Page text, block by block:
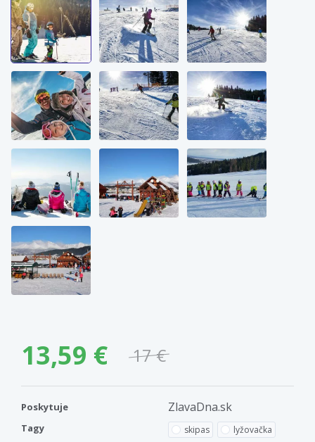
13,59 € 17 €
Poskytuje ZlavaDna.sk
Tagy skipas lyžovačka